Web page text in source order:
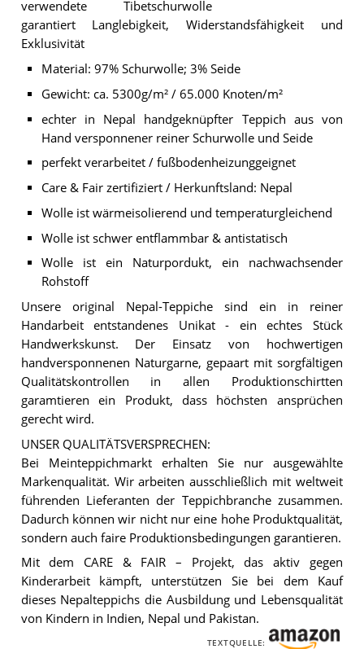
verwendete Tibetschurwolle
garantiert Langlebigkeit, Widerstandsfähigkeit und
Exklusivität
Material: 97% Schurwolle; 3% Seide
Gewicht: ca. 5300g/m² / 65.000 Knoten/m²
echter in Nepal handgeknüpfter Teppich aus von
Hand versponnener reiner Schurwolle und Seide
perfekt verarbeitet / fußbodenheizunggeignet
Care & Fair zertifiziert / Herkunftsland: Nepal
Wolle ist wärmeisolierend und temperaturgleichend
Wolle ist schwer entflammbar & antistatisch
Wolle ist ein Naturpordukt, ein nachwachsender
Rohstoff
Unsere original Nepal-Teppiche sind ein in reiner
Handarbeit entstandenes Unikat - ein echtes Stück
Handwerkskunst. Der Einsatz von hochwertigen
handversponnenen Naturgarne, gepaart mit sorgfältigen
Qualitätskontrollen in allen Produktionschirtten
garamtieren ein Produkt, dass höchsten ansprüchen
gerecht wird.
UNSER QUALITÄTSVERSPRECHEN:
Bei Meinteppichmarkt erhalten Sie nur ausgewählte
Markenqualität. Wir arbeiten ausschließlich mit weltweit
führenden Lieferanten der Teppichbranche zusammen.
Dadurch können wir nicht nur eine hohe Produktqualität,
sondern auch faire Produktionsbedingungen garantieren.
Mit dem CARE & FAIR – Projekt, das aktiv gegen
Kinderarbeit kämpft, unterstützen Sie bei dem Kauf
dieses Nepalteppichs die Ausbildung und Lebensqualität
von Kindern in Indien, Nepal und Pakistan.
TEXTQUELLE: